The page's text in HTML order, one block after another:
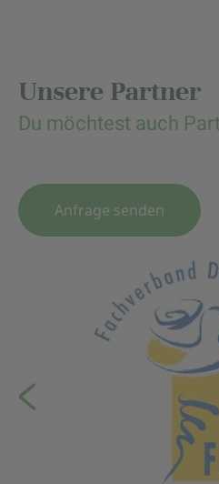
Unsere Partner
Du möchtest auch
Anfrage senden